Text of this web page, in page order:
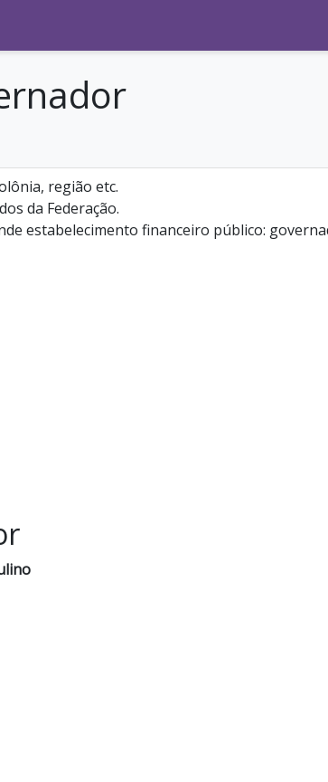
região etc.
da Federação.
estabelecimento financeiro público: